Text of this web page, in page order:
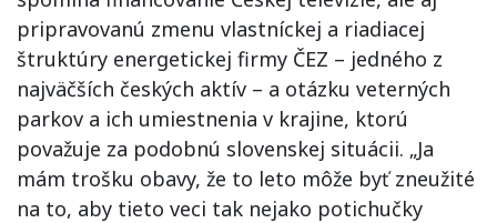
pripravovanú zmenu vlastníckej a riadiacej
štruktúry energetickej firmy ČEZ – jedného z
najväčších českých aktív – a otázku veterných
parkov a ich umiestnenia v krajine, ktorú
považuje za podobnú slovenskej situácii. „Ja
mám trošku obavy, že to leto môže byť zneužité
na to, aby tieto veci tak nejako potichučky